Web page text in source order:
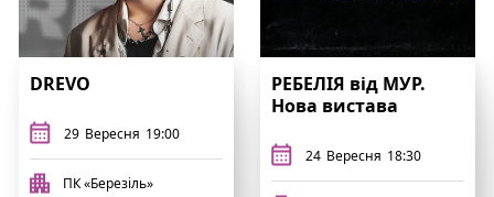
DREVO
29 Вересня 19:00
ПК «Березіль»
РЕБЕЛІЯ від МУР.
Нова вистава
24 Вересня 18:30